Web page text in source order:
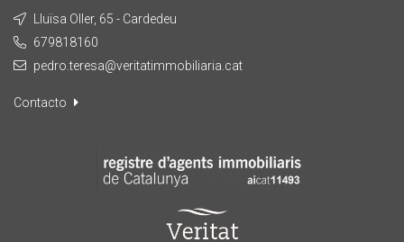
Lluïsa Oller, 65 - Cardedeu
679818160
pedro.teresa@veritatimmobiliaria.cat
Contacto